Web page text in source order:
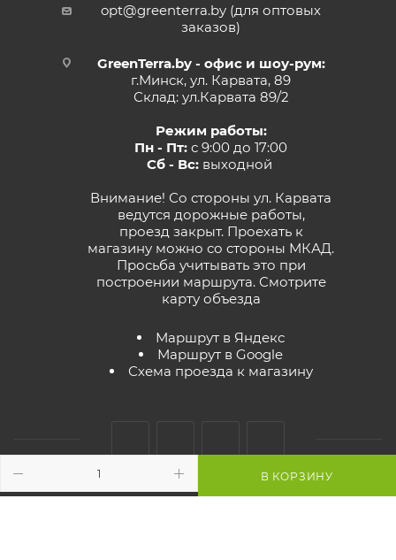
В КОРЗИНУ
opt@greenterra.by (для оптовых
заказов)
GreenTerra.by - офис и шоу-рум:
г.Минск, ул. Карвата, 89
Склад: ул.Карвата 89/2
Режим работы:
Пн - Пт: с 9:00 до 17:00
Сб - Вс:выходной
Внимание! Со стороны ул. Карвата
ведутся дорожные работы,
проезд закрыт. Проехать к
магазину можно со стороны МКАД.
Просьба учитывать это при
построении маршрута. Смотрите
карту объезда
Маршрут в Яндекс
Маршрут в Google
Схема проезда к магазину